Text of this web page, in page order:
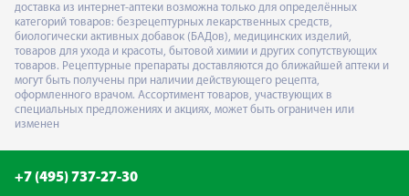
доставка из интернет-аптеки возможна только для определённых
категорий товаров: безрецептурных лекарственных средств,
биологически активных добавок (БАДов), медицинских изделий,
товаров для ухода и красоты, бытовой химии и других сопутствующих
товаров. Рецептурные препараты доставляются до ближайшей аптеки и
могут быть получены при наличии действующего рецепта,
оформленного врачом. Ассортимент товаров, участвующих в
специальных предложениях и акциях, может быть ограничен или
изменен
+7 (495) 737-27-30